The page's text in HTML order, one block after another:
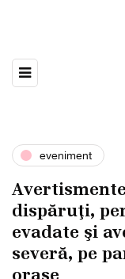
eveniment
dispăruţi,
evadate şi
severă, pe